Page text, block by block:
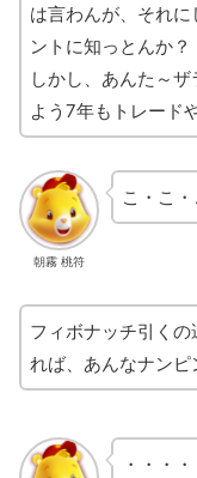
は言わんが、それ
ントに知っとんか？
しかし、あんた～ザ
よう7年もトレード
朝霧 桃符
こ・こ
フィボナッチ引く
れば、あんなナンピ
・・・・